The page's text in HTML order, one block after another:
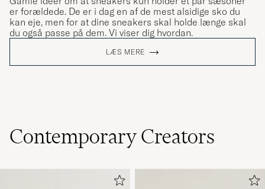
er forældede. De er i dag en af de mest alsidige sko du
kan eje, men for at dine sneakers skal holde længe skal
du også passe på dem. Vi viser dig hvordan.
LÆS MERE
Contemporary Creators